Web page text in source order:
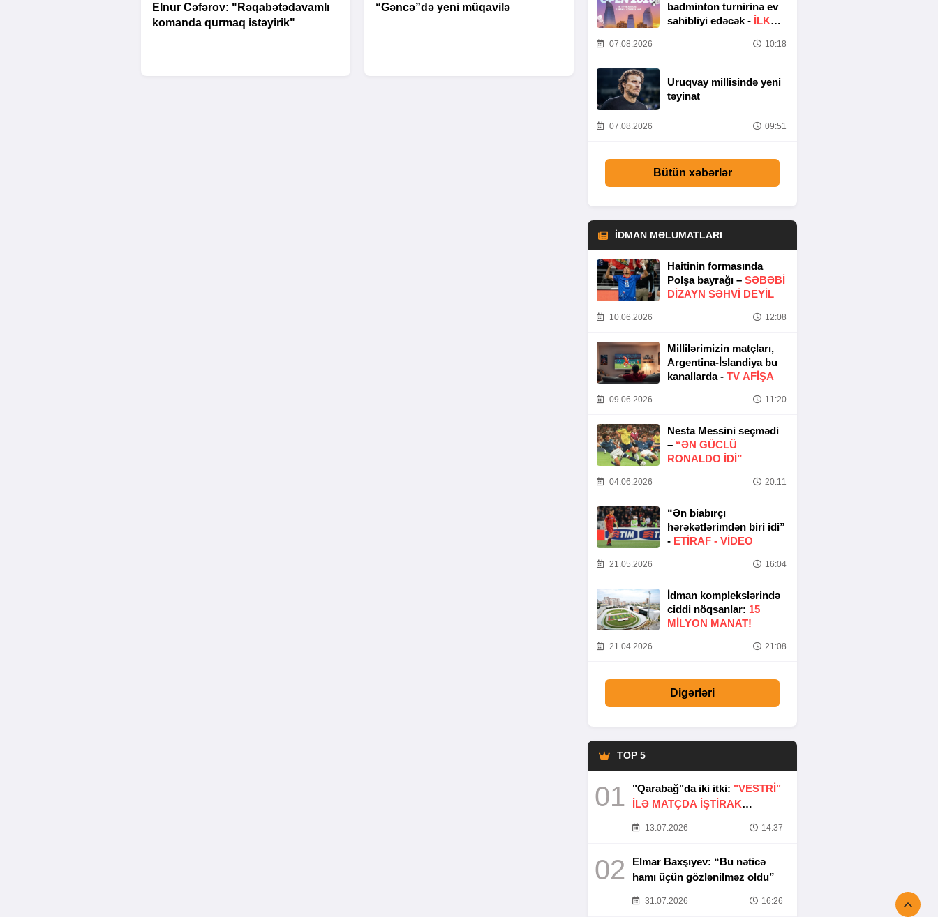
Elnur Cəfərov: "Rəqabətədavamlı
komanda qurmaq istəyirik"
“Gəncə”də yeni müqavilə
badminton turnirinə ev
sahibliyi edəcək - İLK
07.08.2026 10:18
Uruqvay millisində yeni
təyinat
07.08.2026 09:51
Bütün xəbərlər
İDMAN MƏLUMATLARI
Haitinin formasında
Polşa bayrağı – SƏBƏBI
DIZAYN SƏHVI DEYIL
10.06.2026 12:08
Millilərimizin matçları,
Argentina-İslandiya bu
kanallarda - TV AFİŞA
09.06.2026 11:20
Nesta Messini seçmədi
– “ƏN GÜCLÜ
RONALDO IDI”
04.06.2026 20:11
“Ən biabırçı
hərəkətlərimdən biri idi”
- ETIRAF - VİDEO
21.05.2026 16:04
İdman komplekslərində
ciddi nöqsanlar: 15
MILYON MANAT!
21.04.2026 21:08
Digərləri
TOP 5
01 "Qarabağ"da iki itki: "VESTRİ"
İLƏ MATÇDA İŞTİRAK
13.07.2026 14:37
02
Elmar Baxşıyev: “Bu nəticə
hamı üçün gözlənilməz oldu”
31.07.2026 16:26